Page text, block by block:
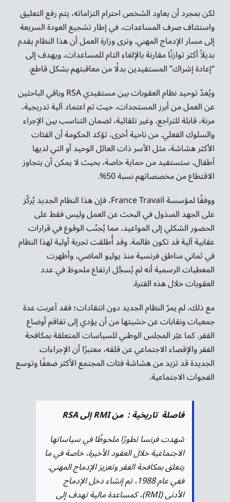
لكن بمجرد أن يعاود الشخص احترام التزاماته، يتم رفع التعليق
واستئناف صرف المساعدات، في إطار تشجيع العودة السريعة
إلى مسار الإدماج المهني. وترى وزارة العمل أن هذا النظام يقدم
بديلاً أكثر توازنًا مقارنة بالإلغاء التام للمساعدات، ويهدف إلى
“إعادة إشراك” المستفيدين بدلًا من معاقبتهم بشكل قاطع.
ويُعدّ توحيد نظام العقوبات بين مستفيدي RSA وباقي الباحثين
عن العمل من أبرز المستجدات، حيث تم اعتماد آلية تدريجية،
مرنة، قابلة للتراجع، وغير تلقائية، لضمان التناسب بين الإجراء
والسلوك الفعلي. من ناحية أخرى، تؤكد الحكومة أن الفئات
الأكثر هشاشة، مثل الأسر ذات العائل الوحيد أو التي لديها
أطفال، ستستفيد من حماية خاصة، بحيث لا يمكن أن يتجاوز
الاقتطاع من مخصصاتهم نسبة 50%.
ووفقًا لمؤسسة France Travail، فإن هذا النظام الجديد يُركّز
على الجهد المبذول في البحث عن العمل وليس فقط على
الحضور الشكلي إلى المواعيد، مما يُجنّب الوقوع في قرارات
عقابية آلية قد تكون ظالمة. وقد أُطلقت تجربة أولية لهذا النظام
في ثماني مناطق فرنسية منذ يوليو الماضي، وأظهرت
المعطيات الرسمية أنه لم يُسجَّل ارتفاع ملحوظ في عدد
العقوبات خلال هذه الفترة.
مع ذلك، لم يمرّ النظام الجديد دون انتقادات؛ فقد أعربت عدة
جمعيات ونقابات عن خشيتها من أن يؤدي إلى تفاقم أوضاع
الفقر. كما عبّر المجلس الوطني للسياسات المتعلقة بمكافحة
الفقر والإقصاء الاجتماعي عن قلقه، معتبرًا أن الإجراءات
الجديدة قد تزيد من هشاشة فئات المجتمع الأكثر ضعفًا وتوسع
الفجوات الاجتماعية.
فاصلة تاريخية : من RMI إلى RSA
شهدت فرنسا تطورًا ملحوظًا في سياساتها
الاجتماعية خلال العقود الأخيرة، خاصة في ما
يتعلق بمكافحة الفقر وتعزيز الإدماج المهني.
ففي عام 1988، تم إنشاء دخل الإدماج
الأدنى (RMI)، كمساعدة مالية تهدف إلى